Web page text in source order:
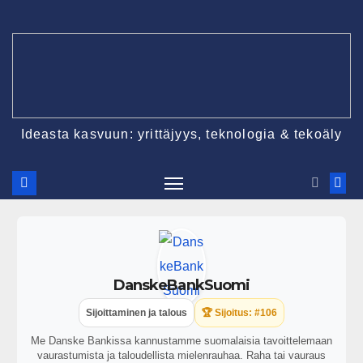
Ideasta kasvuun: yrittäjyys, teknologia & tekoäly
DanskeBankSuomi
Sijoittaminen ja talous 🏆 Sijoitus: #106
Me Danske Bankissa kannustamme suomalaisia tavoittelemaan
vaurastumista ja taloudellista mielenrauhaa. Raha tai vauraus